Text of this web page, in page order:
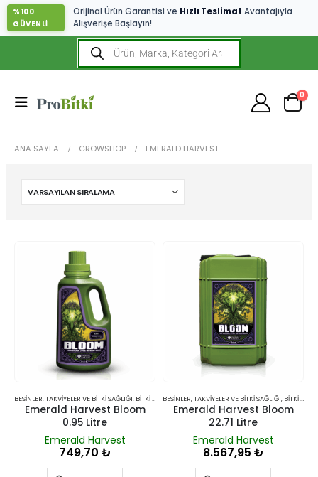
%100
GÜVENLİ
Orijinal Ürün Garantisi ve Hızlı Teslimat Avantajıyla
Alışverişe Başlayın!
0
ANA SAYFA GROWSHOP EMERALD HARVEST
BESINLER, TAKVIYELER VE BITKI SAĞLIĞI, BITKI BESINLERI VE TAKVIYELERI
Emerald Harvest Bloom
0.95 Litre
Emerald Harvest
749,70 ₺
BESINLER, TAKVIYELER VE BITKI SAĞLIĞI, BITKI BESINLERI VE TAKVIYELERI
Emerald Harvest Bloom
22.71 Litre
Emerald Harvest
8.567,95 ₺